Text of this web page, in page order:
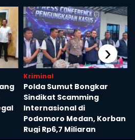
Kriminal
Polda Sumut Bongkar
Sindikat Scamming
Internasional di
Podomoro Medan, Korban
Rugi Rp6,7 Miliaran
›